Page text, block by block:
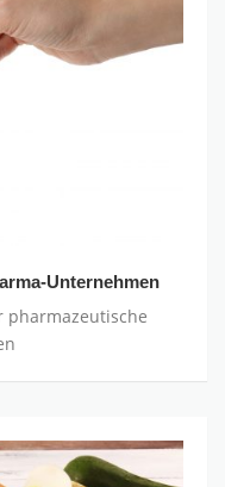
Unternehmen
pharmazeutische